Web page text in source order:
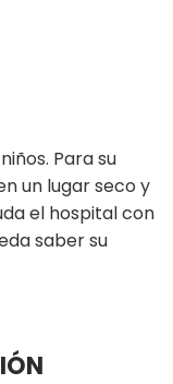
Para su
un lugar seco y
el hospital con
saber su